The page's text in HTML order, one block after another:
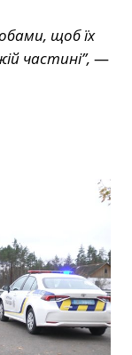
щоб їх
частині”, —